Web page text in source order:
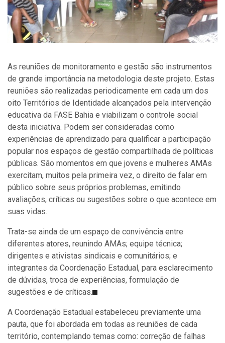
As reuniões de monitoramento e gestão são instrumentos
de grande importância na metodologia deste projeto. Estas
reuniões são realizadas periodicamente em cada um dos
oito Territórios de Identidade alcançados pela intervenção
educativa da FASE Bahia e viabilizam o controle social
desta iniciativa. Podem ser consideradas como
experiências de aprendizado para qualificar a participação
popular nos espaços de gestão compartilhada de políticas
públicas. São momentos em que jovens e mulheres AMAs
exercitam, muitos pela primeira vez, o direito de falar em
público sobre seus próprios problemas, emitindo
avaliações, críticas ou sugestões sobre o que acontece em
suas vidas.
Trata-se ainda de um espaço de convivência entre
diferentes atores, reunindo AMAs; equipe técnica;
dirigentes e ativistas sindicais e comunitários; e
integrantes da Coordenação Estadual, para esclarecimento
de dúvidas, troca de experiências, formulação de
sugestões e de críticas.
A Coordenação Estadual estabeleceu previamente uma
pauta, que foi abordada em todas as reuniões de cada
território, contemplando temas como: correção de falhas